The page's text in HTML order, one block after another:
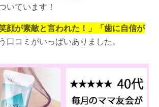
いています！
笑顔が素敵と言われた！」「歯に自信が
口コミがいっぱいありました。